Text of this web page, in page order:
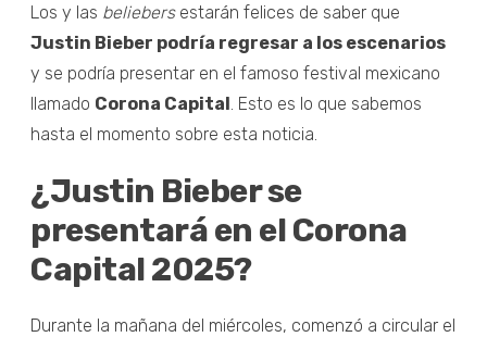
Los y las beliebersestarán felices de saber que
Justin Bieber podría regresar a los escenarios
y se podría presentar en el famoso festival mexicano
llamado Corona Capital . Esto es lo que sabemos
hasta el momento sobre esta noticia.
¿Justin Bieber se
presentará en el Corona
Capital 2025?
Durante la mañana del miércoles, comenzó a circular el